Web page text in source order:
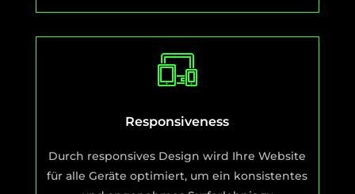
Responsiveness
Durch responsives Design wird Ihre Website
für alle Geräte optimiert, um ein konsistentes